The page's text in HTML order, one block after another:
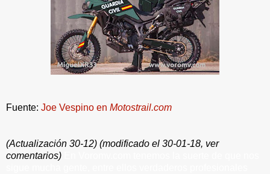
Fuente: Joe Vespino en Motostrail.com
(Actualización 30-12) (modificado el 30-01-18, ver
comentarios)